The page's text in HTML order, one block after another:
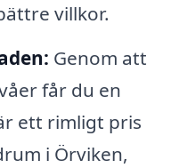
villkor.
Genom att
får du en
ett rimligt pris
i Örviken,